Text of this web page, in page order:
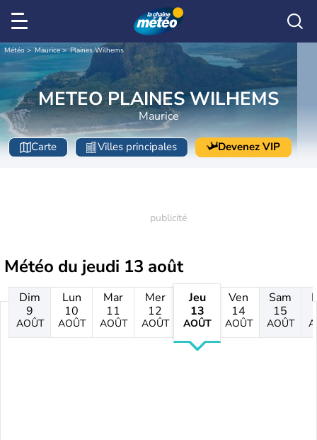
Météo Maurice Plaines Wilhems
METEO PLAINES WILHEMS
Maurice
Carte Villes principales Devenez VIP
Météo du jeudi 13 août
Dim
9
AOÛT
Lun
10
AOÛT
Mar
11
AOÛT
Mer
12
AOÛT
Jeu
13
AOÛT
Ven
14
AOÛT
Sam
15
AOÛT